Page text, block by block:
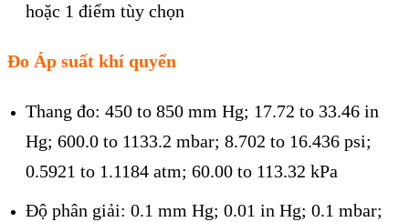
hoặc 1 điểm tùy chọn
Đo Áp suất khí quyển
Thang đo: 450 to 850 mm Hg; 17.72 to 33.46 in
Hg; 600.0 to 1133.2 mbar; 8.702 to 16.436 psi;
0.5921 to 1.1184 atm; 60.00 to 113.32 kPa
Độ phân giải: 0.1 mm Hg; 0.01 in Hg; 0.1 mbar;